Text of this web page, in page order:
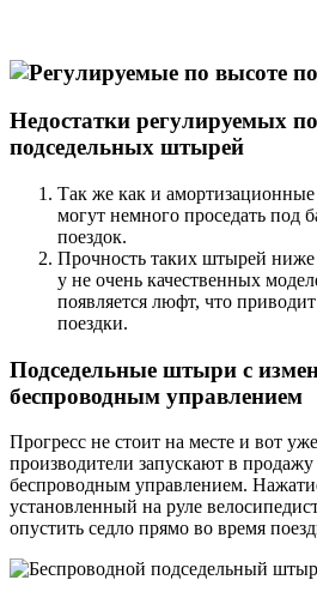
Недостатки регулируемых
подседельных штырей
Так же как и
могут немного проседать под
поездок.
Прочность таких штырей
у не очень качественных
появляется люфт, что
поездки.
Подседельные штыри с
беспроводным управлением
Прогресс не стоит на месте и вот
производители запускают в
беспроводным управлением.
установленный на руле
опустить седло прямо во время